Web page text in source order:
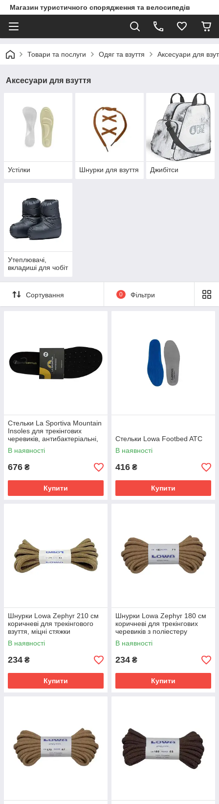
Магазин туристичного спорядження та велосипедів
Товари та послуги Одяг та взуття Аксесуари для
Аксесуари для взуття
Устілки Шнурки для взуття Джибітси
Утеплювачі,
вкладиші для чобіт
Сортування 0 Фільтри
Стельки La Sportiva Mountain
Insoles для трекінгових
черевиків, антибактеріальні,
чорні
В наявності
676 ₴
Купити
Стельки Lowa Footbed ATC
В наявності
416 ₴
Купити
Шнурки Lowa Zephyr 210 см
коричневі для трекінгового
взуття, міцні стяжки
В наявності
234 ₴
Купити
Шнурки Lowa Zephyr 180 см
коричневі для трекінгових
черевиків з поліестеру
В наявності
234 ₴
Купити